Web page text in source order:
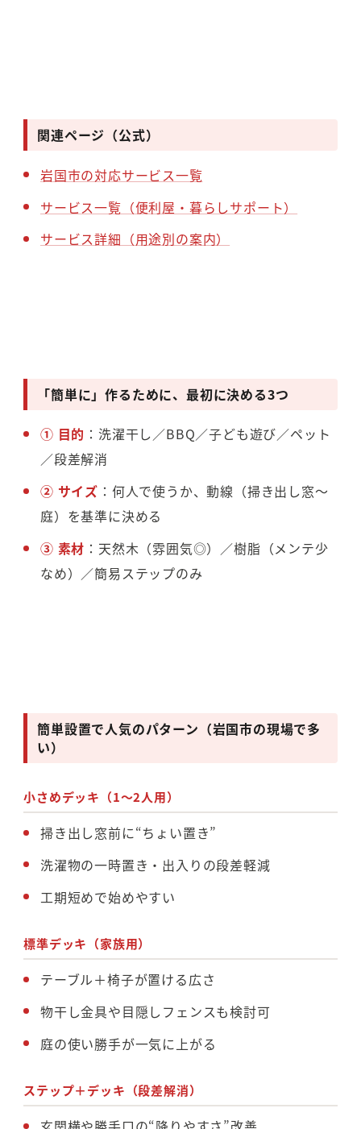
関連ページ（公式）
岩国市の対応サービス一覧
サービス一覧（便利屋・暮らしサポート）
サービス詳細（用途別の案内）
「簡単に」作るために、最初に決める3つ
① 目的 ：洗濯干し／BBQ／子ども遊び／ペット
／段差解消
② サイズ ：何人で使うか、動線（掃き出し窓〜
庭）を基準に決める
③ 素材 ：天然木（雰囲気◎）／樹脂（メンテ少
なめ）／簡易ステップのみ
簡単設置で人気のパターン（岩国市の現場で多
い）
小さめデッキ（1〜2人用）
掃き出し窓前に“ちょい置き”
洗濯物の一時置き・出入りの段差軽減
工期短めで始めやすい
標準デッキ（家族用）
テーブル＋椅子が置ける広さ
物干し金具や目隠しフェンスも検討可
庭の使い勝手が一気に上がる
ステップ＋デッキ（段差解消）